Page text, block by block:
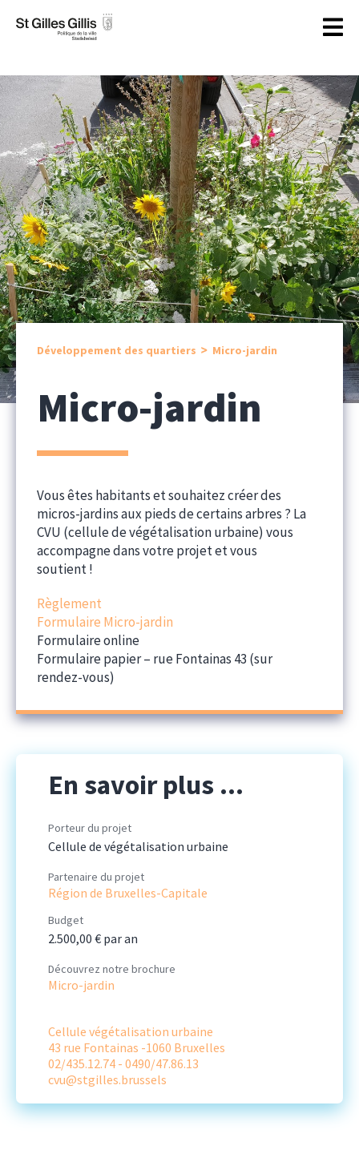
principal
En savoir plus ...
Porteur du projet
Cellule de végétalisation urbaine
Partenaire du projet
Région de Bruxelles-Capitale
Budget
2.500,00 € par an
Découvrez notre brochure
Micro-jardin
Cellule végétalisation urbaine
43 rue Fontainas -1060 Bruxelles
02/435.12.74 - 0490/47.86.13
cvu@stgilles.brussels
Développement des quartiers > Micro-jardin
Micro-jardin
Vous êtes habitants et souhaitez créer des
micros-jardins aux pieds de certains arbres ? La
CVU (cellule de végétalisation urbaine) vous
accompagne dans votre projet et vous
soutient !
Règlement
Formulaire Micro-jardin
Formulaire online
Formulaire papier – rue Fontainas 43 (sur
rendez-vous)